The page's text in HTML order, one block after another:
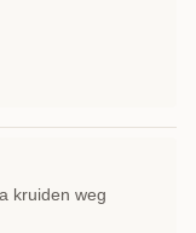
kruiden weg